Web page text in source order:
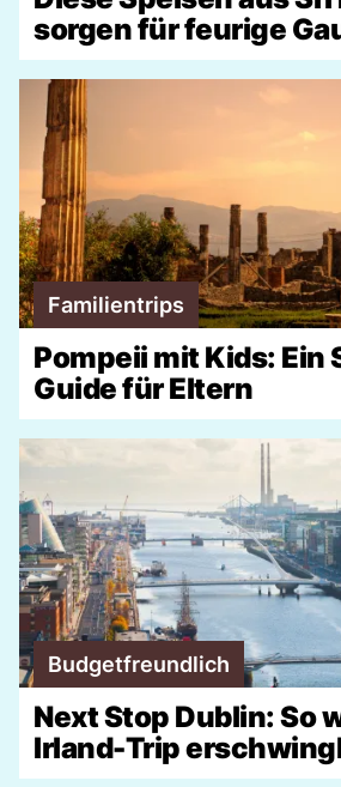
sorgen für feurige
Familientrips
Pompeii mit Kids: Ein
Guide für Eltern
Budgetfreundlich
Next Stop Dublin: So
Irland-Trip